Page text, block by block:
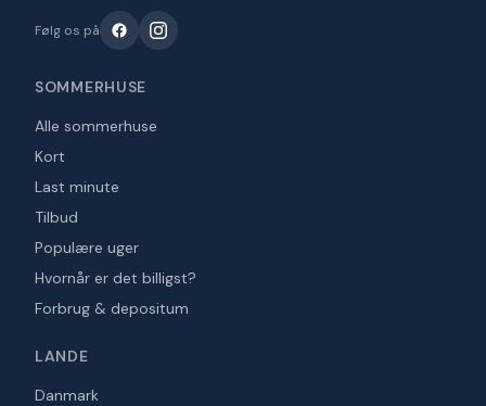
Følg os på
SOMMERHUSE
Alle sommerhuse
Kort
Last minute
Tilbud
Populære uger
Hvornår er det billigst?
Forbrug & depositum
LANDE
Danmark